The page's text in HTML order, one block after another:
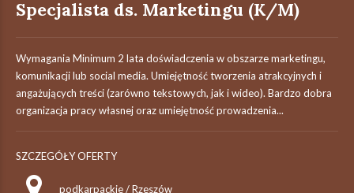
Specjalista ds. Marketingu (K/M)
Wymagania Minimum 2 lata doświadczenia w obszarze marketingu,
komunikacji lub social media. Umiejętność tworzenia atrakcyjnych i
angażujących treści (zarówno tekstowych, jak i wideo). Bardzo dobra
organizacja pracy własnej oraz umiejętność prowadzenia...
SZCZEGÓŁY OFERTY
podkarpackie / Rzeszów